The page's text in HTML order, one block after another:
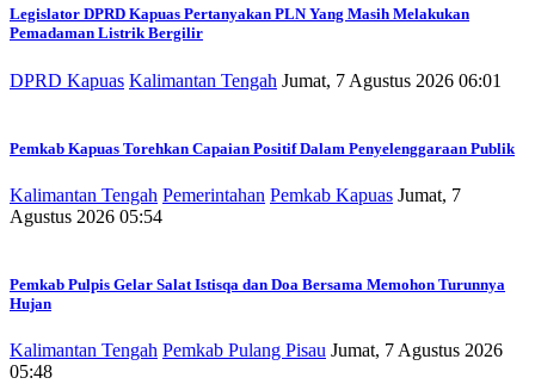
Legislator DPRD Kapuas Pertanyakan PLN Yang Masih Melakukan
Pemadaman Listrik Bergilir
DPRD Kapuas Kalimantan Tengah Jumat, 7 Agustus 2026 06:01
Pemkab Kapuas Torehkan Capaian Positif Dalam Penyelenggaraan Publik
Kalimantan Tengah Pemerintahan Pemkab Kapuas Jumat, 7
Agustus 2026 05:54
Pemkab Pulpis Gelar Salat Istisqa dan Doa Bersama Memohon Turunnya
Hujan
Kalimantan Tengah Pemkab Pulang Pisau Jumat, 7 Agustus 2026
05:48